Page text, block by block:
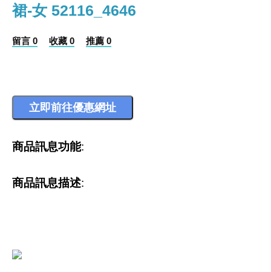
裙-女 52116_4646
留言 0 收藏 0 推薦 0
商品訊息功能:
商品訊息描述: